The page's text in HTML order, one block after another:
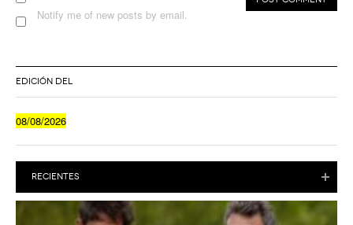
Notify me of new posts by email.
EDICIÓN DEL
08/08/2026
RECIENTES